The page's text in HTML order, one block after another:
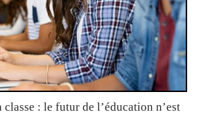
: le futur de l’éducation n’est